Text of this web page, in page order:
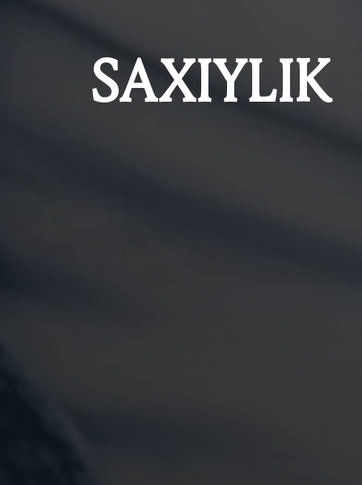
SAXIYLIK